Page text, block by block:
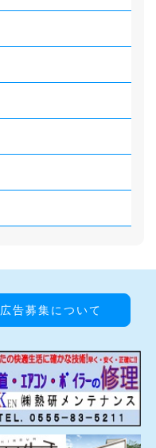
広告募集について